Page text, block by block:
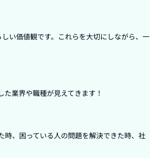
い価値観です。これらを大切にしながら、一
業界や職種が見えてきます！
時、困っている人の問題を解決できた時、社